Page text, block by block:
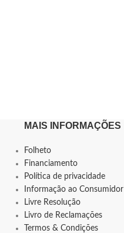
MAIS INFORMAÇÕES
Folheto
Financiamento
Política de privacidade
Informação ao Consumidor
Livre Resolução
Livro de Reclamações
Termos & Condições